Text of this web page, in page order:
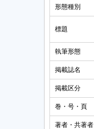
形態種別
標題
執筆形態
掲載誌名
掲載区分
巻・号・頁
著者・共著者